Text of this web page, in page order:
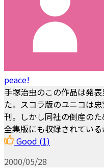
peace!
手塚治虫のこの作品は発
た。スコラ版のユニコは
刊。しかし同社の倒産の
全集版にも収録されてい
Good (1)
2000/05/28